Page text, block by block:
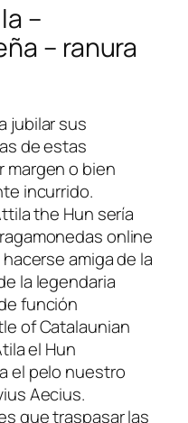
–
– ranura
jubilar sus
de estas
margen o bien
incurrido.
the Hun serí­a
online
amiga de la
la legendaria
función
of Catalaunian
el Hun
el pelo nuestro
​​Aecius.
que traspasar las